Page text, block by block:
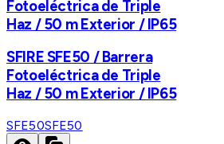
Fotoeléctrica de Triple
Haz / 50 m Exterior / IP65
SFIRE SFE50 / Barrera
Fotoeléctrica de Triple
Haz / 50 m Exterior / IP65
SFE50SFE50